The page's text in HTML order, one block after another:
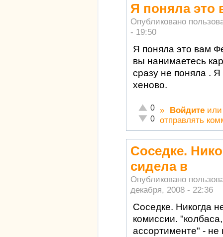
Я поняла это
Опубликовано
- 19:50
Я поняла это вам
вы нанимаетесь
сразу не поняла .
хеново.
Отлично!
0
Неадекватно!
0
» Войдите
отправлять
Соседке.
сидела в
Опубликовано
декабря, 2008 - 22:36
Соседке. Никогда
комиссии.
ассортименте" - не